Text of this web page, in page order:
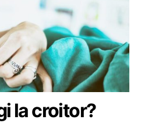
la croitor?